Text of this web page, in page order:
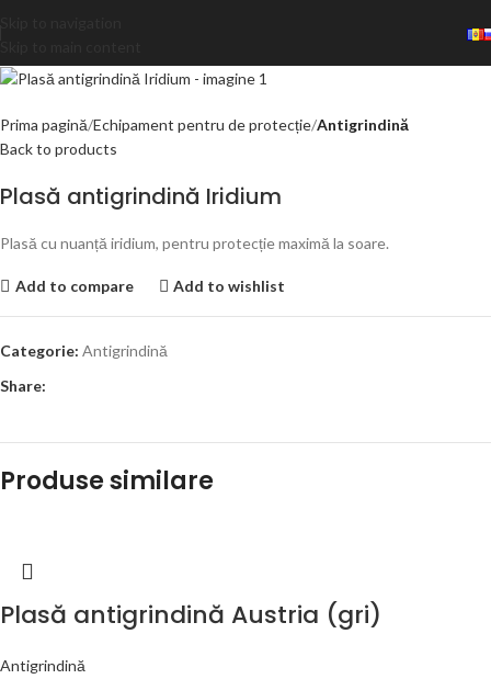
Prima pagină Echipament pentru de protecție Antigrindină
Back to products
Plasă antigrindină Iridium
Plasă cu nuanță iridium, pentru protecție maximă la soare.
Add to compare Add to wishlist
Categorie: Antigrindină
Share:
Produse similare
Plasă antigrindină Austria (gri)
Antigrindină